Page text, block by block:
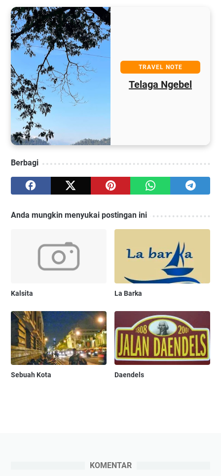
TRAVEL NOTE
Telaga Ngebel
Berbagi
Anda mungkin menyukai postingan ini
Kalsita La Barka
Sebuah Kota Daendels
KOMENTAR